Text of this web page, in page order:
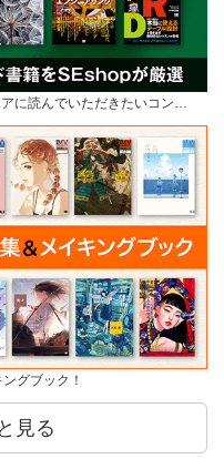
に読んでいただきたいコン…
グブック！
見る